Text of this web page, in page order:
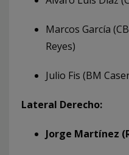
Marcos García
Reyes)
Julio Fis (BM
Lateral Derecho:
Jorge Martínez